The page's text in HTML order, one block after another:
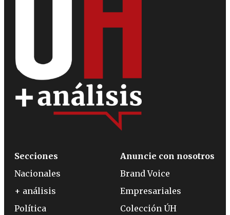
Secciones
Nacionales
+ análisis
Política
Anuncie con nosotros
Brand Voice
Empresariales
Colección ÚH